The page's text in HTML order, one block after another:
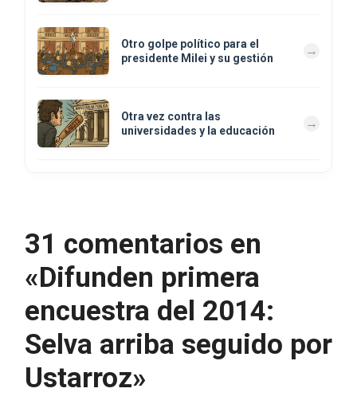
Otro golpe político para el
presidente Milei y su gestión
Otra vez contra las
universidades y la educación
31 comentarios en
«Difunden primera
encuestra del 2014:
Selva arriba seguido por
Ustarroz»